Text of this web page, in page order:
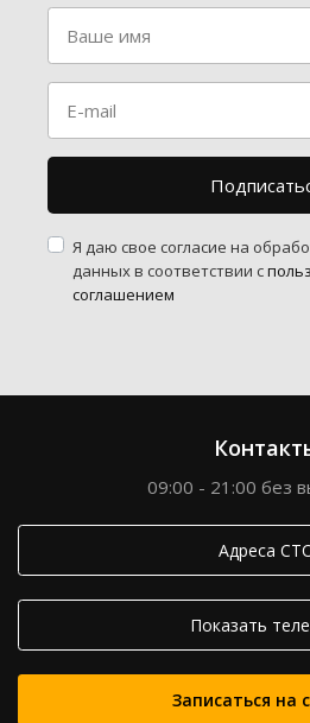
Я даю свое согласие на
данных в соответствии с
соглашением
09:00 - 21:00 без
Адреса
Показать
Записаться на